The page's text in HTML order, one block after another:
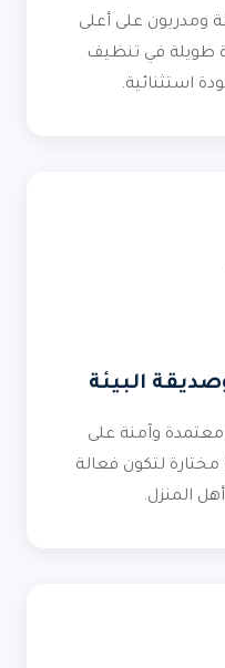
ومدربون على أعلى
طويلة في تنظيف
استثنائية.
البيئة
وآمنة على
مختارة لتكون فعالة
المنزل.